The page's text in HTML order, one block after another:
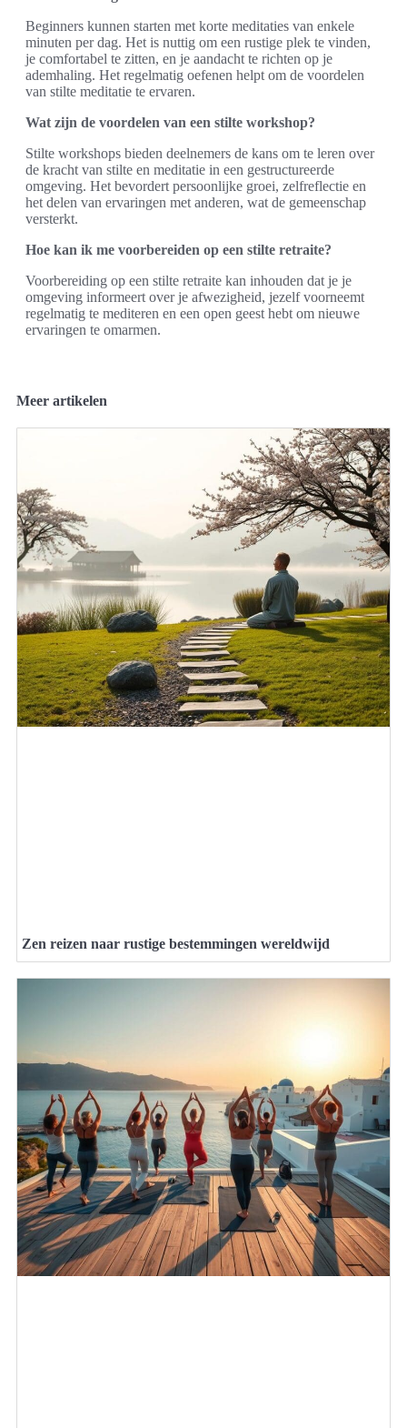
Beginners kunnen starten met korte meditaties van enkele
minuten per dag. Het is nuttig om een rustige plek te vinden,
je comfortabel te zitten, en je aandacht te richten op je
ademhaling. Het regelmatig oefenen helpt om de voordelen
van stilte meditatie te ervaren.
Wat zijn de voordelen van een stilte workshop?
Stilte workshops bieden deelnemers de kans om te leren over
de kracht van stilte en meditatie in een gestructureerde
omgeving. Het bevordert persoonlijke groei, zelfreflectie en
het delen van ervaringen met anderen, wat de gemeenschap
versterkt.
Hoe kan ik me voorbereiden op een stilte retraite?
Voorbereiding op een stilte retraite kan inhouden dat je je
omgeving informeert over je afwezigheid, jezelf voorneemt
regelmatig te mediteren en een open geest hebt om nieuwe
ervaringen te omarmen.
Meer artikelen
Zen reizen naar rustige bestemmingen wereldwijd